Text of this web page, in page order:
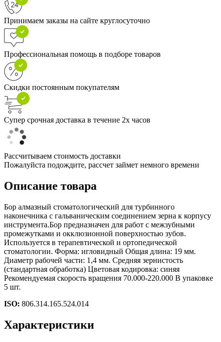
Принимаем заказы на сайте круглосуточно
Профессиональная помощь в подборе товаров
Скидки постоянным покупателям
Супер срочная доставка в течение 2х часов
Рассчитываем стоимость доставки
Пожалуйста подождите, рассчет займет немного времени
Описание товара
Бор алмазный стоматологический для турбинного
наконечника с гальваническим соединением зерна к корпусу
инструмента.Бор предназначен для работ с межзубными
промежутками и окклюзионной поверхностью зубов.
Используется в терапевтической и ортопедической
стоматологии. Форма: игловидный Общая длина: 19 мм.
Диаметр рабочей части: 1,4 мм. Средняя зернистость
(стандартная обработка) Цветовая кодировка: синяя
Рекомендуемая скорость вращения 70.000-220.000 В упаковке
5 шт.
ISO: 806.314.165.524.014
Характеристики